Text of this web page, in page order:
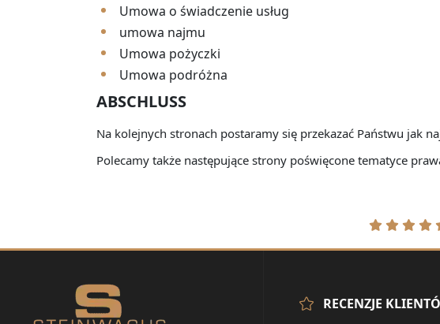
Umowa o świadczenie usług
umowa najmu
Umowa pożyczki
Umowa podróżna
ABSCHLUSS
Na kolejnych stronach postaramy się przekazać Państwu jak
Polecamy także następujące strony poświęcone tematyce
RECENZJE